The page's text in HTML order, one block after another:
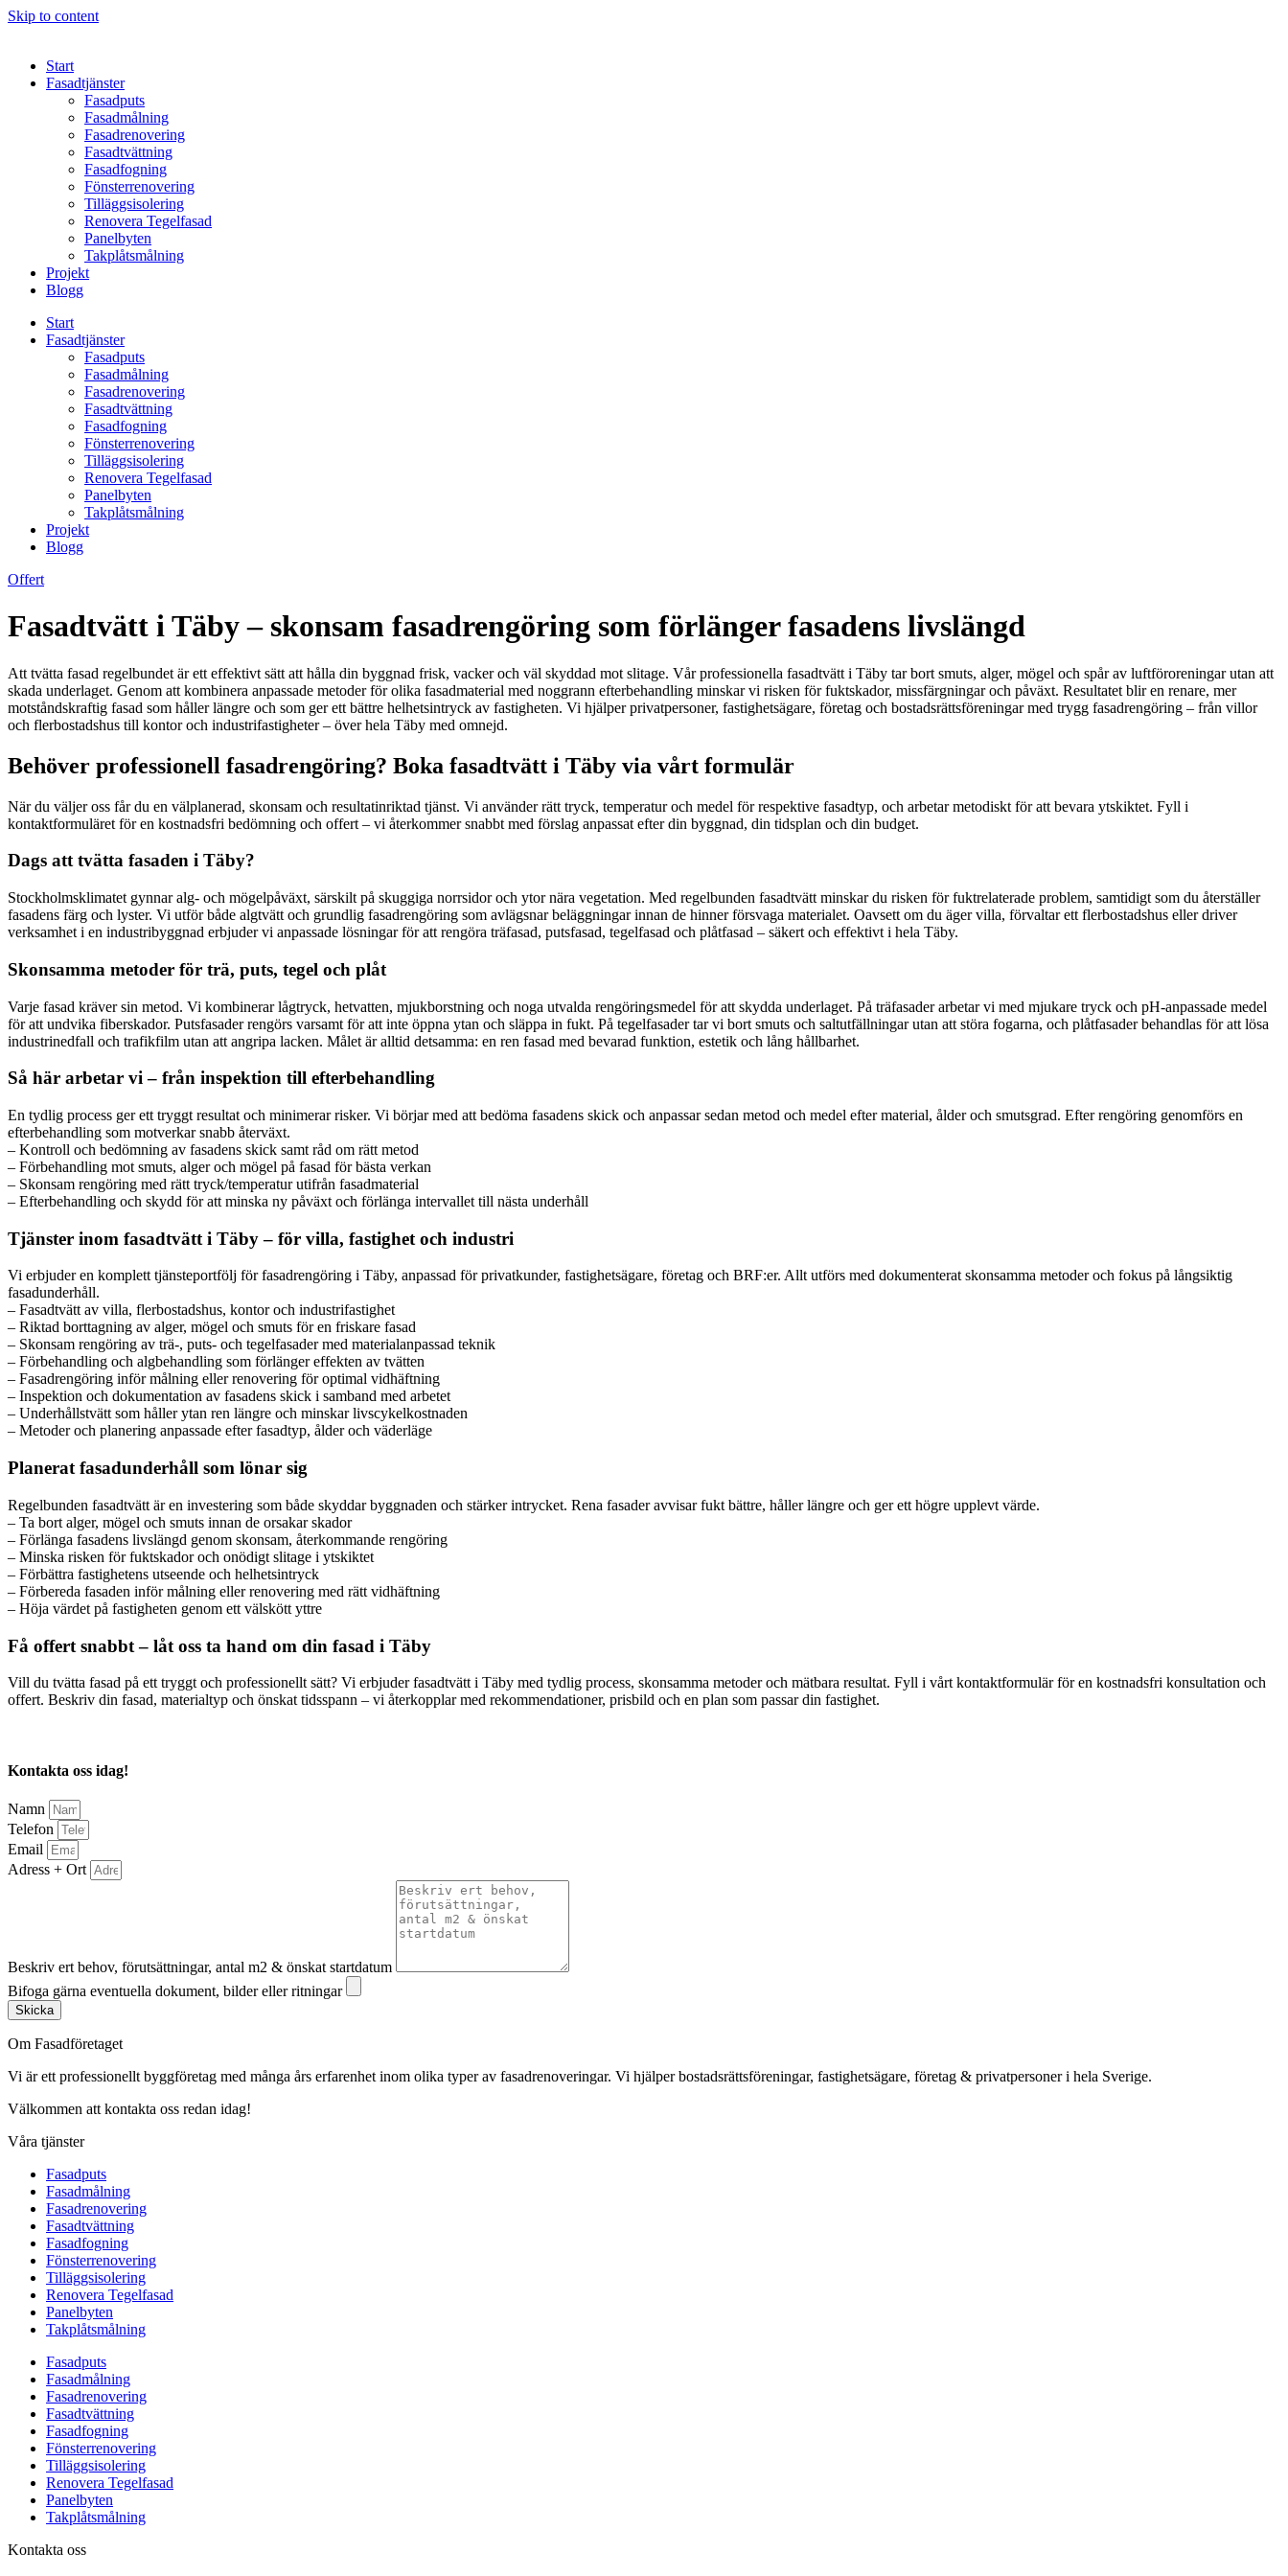
Skip to content
Start
Fasadtjänster
Fasadputs
Fasadmålning
Fasadrenovering
Fasadtvättning
Fasadfogning
Fönsterrenovering
Tilläggsisolering
Renovera Tegelfasad
Panelbyten
Takplåtsmålning
Projekt
Blogg
Start
Fasadtjänster
Fasadputs
Fasadmålning
Fasadrenovering
Fasadtvättning
Fasadfogning
Fönsterrenovering
Tilläggsisolering
Renovera Tegelfasad
Panelbyten
Takplåtsmålning
Projekt
Blogg
Offert
Fasadtvätt i Täby – skonsam fasadrengöring som förlänger fasadens livslängd
Att tvätta fasad regelbundet är ett effektivt sätt att hålla din byggnad frisk, vacker och väl skyddad mot slitage. Vår professionella fasadtvätt i Täby tar bort smuts, alger, mögel och spår av luftföroreningar utan att
skada underlaget. Genom att kombinera anpassade metoder för olika fasadmaterial med noggrann efterbehandling minskar vi risken för fuktskador, missfärgningar och påväxt. Resultatet blir en renare, mer
motståndskraftig fasad som håller längre och som ger ett bättre helhetsintryck av fastigheten. Vi hjälper privatpersoner, fastighetsägare, företag och bostadsrättsföreningar med trygg fasadrengöring – från villor
och flerbostadshus till kontor och industrifastigheter – över hela Täby med omnejd.
Behöver professionell fasadrengöring? Boka fasadtvätt i Täby via vårt formulär
När du väljer oss får du en välplanerad, skonsam och resultatinriktad tjänst. Vi använder rätt tryck, temperatur och medel för respektive fasadtyp, och arbetar metodiskt för att bevara ytskiktet. Fyll i
kontaktformuläret för en kostnadsfri bedömning och offert – vi återkommer snabbt med förslag anpassat efter din byggnad, din tidsplan och din budget.
Dags att tvätta fasaden i Täby?
Stockholmsklimatet gynnar alg- och mögelpåväxt, särskilt på skuggiga norrsidor och ytor nära vegetation. Med regelbunden fasadtvätt minskar du risken för fuktrelaterade problem, samtidigt som du återställer
fasadens färg och lyster. Vi utför både algtvätt och grundlig fasadrengöring som avlägsnar beläggningar innan de hinner försvaga materialet. Oavsett om du äger villa, förvaltar ett flerbostadshus eller driver
verksamhet i en industribyggnad erbjuder vi anpassade lösningar för att rengöra träfasad, putsfasad, tegelfasad och plåtfasad – säkert och effektivt i hela Täby.
Skonsamma metoder för trä, puts, tegel och plåt
Varje fasad kräver sin metod. Vi kombinerar lågtryck, hetvatten, mjukborstning och noga utvalda rengöringsmedel för att skydda underlaget. På träfasader arbetar vi med mjukare tryck och pH-anpassade medel
för att undvika fiberskador. Putsfasader rengörs varsamt för att inte öppna ytan och släppa in fukt. På tegelfasader tar vi bort smuts och saltutfällningar utan att störa fogarna, och plåtfasader behandlas för att lösa
industrinedfall och trafikfilm utan att angripa lacken. Målet är alltid detsamma: en ren fasad med bevarad funktion, estetik och lång hållbarhet.
Så här arbetar vi – från inspektion till efterbehandling
En tydlig process ger ett tryggt resultat och minimerar risker. Vi börjar med att bedöma fasadens skick och anpassar sedan metod och medel efter material, ålder och smutsgrad. Efter rengöring genomförs en
efterbehandling som motverkar snabb återväxt.
– Kontroll och bedömning av fasadens skick samt råd om rätt metod
– Förbehandling mot smuts, alger och mögel på fasad för bästa verkan
– Skonsam rengöring med rätt tryck/temperatur utifrån fasadmaterial
– Efterbehandling och skydd för att minska ny påväxt och förlänga intervallet till nästa underhåll
Tjänster inom fasadtvätt i Täby – för villa, fastighet och industri
Vi erbjuder en komplett tjänsteportfölj för fasadrengöring i Täby, anpassad för privatkunder, fastighetsägare, företag och BRF:er. Allt utförs med dokumenterat skonsamma metoder och fokus på långsiktig
fasadunderhåll.
– Fasadtvätt av villa, flerbostadshus, kontor och industrifastighet
– Riktad borttagning av alger, mögel och smuts för en friskare fasad
– Skonsam rengöring av trä-, puts- och tegelfasader med materialanpassad teknik
– Förbehandling och algbehandling som förlänger effekten av tvätten
– Fasadrengöring inför målning eller renovering för optimal vidhäftning
– Inspektion och dokumentation av fasadens skick i samband med arbetet
– Underhållstvätt som håller ytan ren längre och minskar livscykelkostnaden
– Metoder och planering anpassade efter fasadtyp, ålder och väderläge
Planerat fasadunderhåll som lönar sig
Regelbunden fasadtvätt är en investering som både skyddar byggnaden och stärker intrycket. Rena fasader avvisar fukt bättre, håller längre och ger ett högre upplevt värde.
– Ta bort alger, mögel och smuts innan de orsakar skador
– Förlänga fasadens livslängd genom skonsam, återkommande rengöring
– Minska risken för fuktskador och onödigt slitage i ytskiktet
– Förbättra fastighetens utseende och helhetsintryck
– Förbereda fasaden inför målning eller renovering med rätt vidhäftning
– Höja värdet på fastigheten genom ett välskött yttre
Få offert snabbt – låt oss ta hand om din fasad i Täby
Vill du tvätta fasad på ett tryggt och professionellt sätt? Vi erbjuder fasadtvätt i Täby med tydlig process, skonsamma metoder och mätbara resultat. Fyll i vårt kontaktformulär för en kostnadsfri konsultation och
offert. Beskriv din fasad, materialtyp och önskat tidsspann – vi återkopplar med rekommendationer, prisbild och en plan som passar din fastighet.
Kontakta oss idag!
Namn
Telefon
Email
Adress + Ort
Beskriv ert behov, förutsättningar, antal m2 & önskat startdatum
Bifoga gärna eventuella dokument, bilder eller ritningar
Skicka
Om Fasadföretaget
Vi är ett professionellt byggföretag med många års erfarenhet inom olika typer av fasadrenoveringar. Vi hjälper bostadsrättsföreningar, fastighetsägare, företag & privatpersoner i hela Sverige.
Välkommen att kontakta oss redan idag!
Våra tjänster
Fasadputs
Fasadmålning
Fasadrenovering
Fasadtvättning
Fasadfogning
Fönsterrenovering
Tilläggsisolering
Renovera Tegelfasad
Panelbyten
Takplåtsmålning
Fasadputs
Fasadmålning
Fasadrenovering
Fasadtvättning
Fasadfogning
Fönsterrenovering
Tilläggsisolering
Renovera Tegelfasad
Panelbyten
Takplåtsmålning
Kontakta oss